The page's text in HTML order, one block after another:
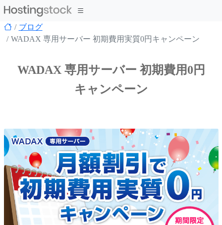
ブログ
WADAX 専用サーバー 初期費用実質0円キャンペーン
WADAX 専用サーバー 初期費用0円
キャンペーン